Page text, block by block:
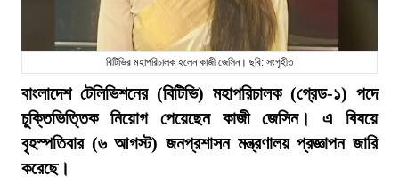
বিটিভির মহাপরিচালক হলেন কাজী জেসিন। ছবি: সংগৃহীত
বাংলাদেশ টেলিভিশনের (বিটিভি) মহাপরিচালক (গ্রেড-১) পদে
চুক্তিভিত্তিক নিয়োগ পেয়েছেন কাজী জেসিন। এ বিষয়ে
বৃহস্পতিবার (৬ আগস্ট) জনপ্রশাসন মন্ত্রণালয় প্রজ্ঞাপন জারি
করেছে।